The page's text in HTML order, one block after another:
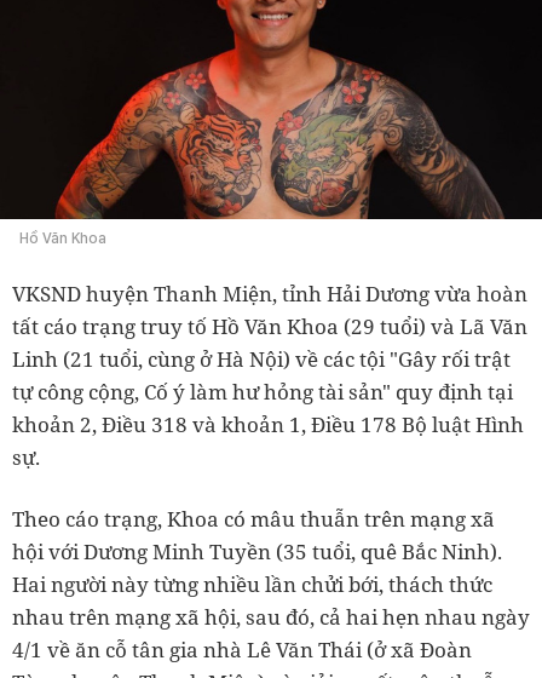
Hồ Văn Khoa
VKSND huyện Thanh Miện, tỉnh Hải Dương vừa hoàn
tất cáo trạng truy tố Hồ Văn Khoa (29 tuổi) và Lã Văn
Linh (21 tuổi, cùng ở Hà Nội) về các tội "Gây rối trật
tự công cộng, Cố ý làm hư hỏng tài sản" quy định tại
khoản 2, Điều 318 và khoản 1, Điều 178 Bộ luật Hình
sự.
Theo cáo trạng, Khoa có mâu thuẫn trên mạng xã
hội với Dương Minh Tuyền (35 tuổi, quê Bắc Ninh).
Hai người này từng nhiều lần chửi bới, thách thức
nhau trên mạng xã hội, sau đó, cả hai hẹn nhau ngày
4/1 về ăn cỗ tân gia nhà Lê Văn Thái (ở xã Đoàn